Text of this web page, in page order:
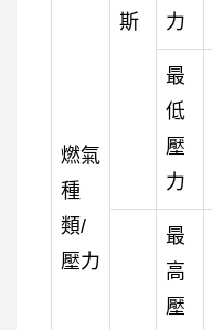
燃氣
種
類/
壓力
斯
力
最
低
壓
力
最
高
壓